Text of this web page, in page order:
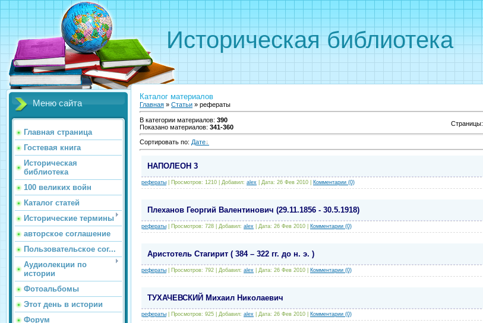
Историческая библиотека
Меню сайта
Главная страница
Гостевая книга
Историческая
библиотека
100 великих войн
Каталог статей
Исторические термины
авторское соглашение
Пользовательское сог...
Аудиолекции по
истории
Фотоальбомы
Этот день в истории
Форум
Каталог материалов
Главная » Статьи » рефераты
В категории материалов: 390
Показано материалов: 341-360 Страницы:
Сортировать по: Дате
НАПОЛЕОН 3
рефераты Просмотров: 1210 Добавил: alex Дата: 26 Фев 2010 Комментарии (0)
Плеханов Георгий Валентинович (29.11.1856 - 30.5.1918)
рефераты Просмотров: 728 Добавил: alex Дата: 26 Фев 2010 Комментарии (0)
Аристотель Стагирит ( 384 – 322 гг. до н. э. )
рефераты Просмотров: 792 Добавил: alex Дата: 26 Фев 2010 Комментарии (0)
ТУХАЧЕВСКИЙ Михаил Николаевич
рефераты Просмотров: 925 Добавил: alex Дата: 26 Фев 2010 Комментарии (0)